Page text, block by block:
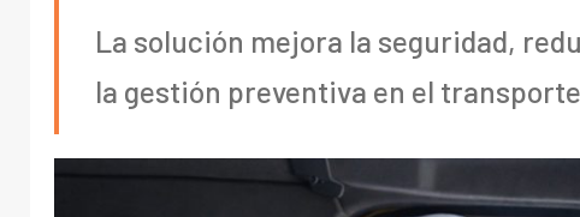
La solución mejora la seguridad,
la gestión preventiva en el